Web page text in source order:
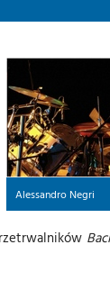
Alessandro Negri